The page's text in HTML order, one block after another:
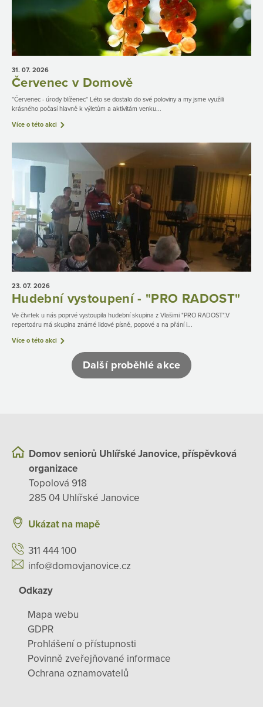
31. 07. 2026
Červenec v Domově
"Červenec - úrody blíženec" Léto se dostalo do své poloviny a my jsme využili
krásného počasí hlavně k výletům a aktivitám venku...
Více o této akci
23. 07. 2026
Hudební vystoupení - "PRO RADOST"
Ve čtvrtek u nás poprvé vystoupila hudební skupina z Vlašimi "PRO RADOST".V
repertoáru má skupina známé lidové písně, popové a na přání i...
Více o této akci
Další proběhlé akce
Domov seniorů Uhlířské Janovice, příspěvková
organizace
Topolová 918
285 04 Uhlířské Janovice
Ukázat na mapě
311 444 100
info@domovjanovice.cz
Odkazy
Mapa webu
GDPR
Prohlášení o přístupnosti
Povinně zveřejňované informace
Ochrana oznamovatelů